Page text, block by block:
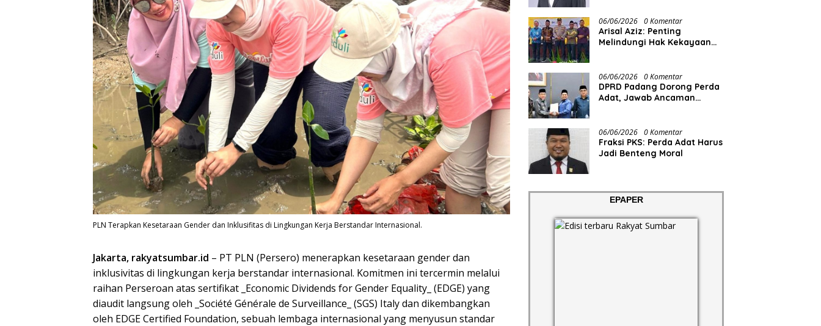
PLN Terapkan Kesetaraan Gender dan Inklusifitas di Lingkungan Kerja Berstandar Internasional.
Jakarta, rakyatsumbar.id – PT PLN (Persero) menerapkan kesetaraan gender dan
inklusivitas di lingkungan kerja berstandar internasional. Komitmen ini tercermin melalui
raihan Perseroan atas sertifikat _Economic Dividends for Gender Equality_ (EDGE) yang
diaudit langsung oleh _Société Générale de Surveillance_ (SGS) Italy dan dikembangkan
oleh EDGE Certified Foundation, sebuah lembaga internasional yang menyusun standar
06/06/2026 0 Komentar
Arisal Aziz: Penting
Melindungi Hak Kekayaan
06/06/2026 0 Komentar
DPRD Padang Dorong Perda
Adat, Jawab Ancaman
06/06/2026 0 Komentar
Fraksi PKS: Perda Adat Harus
Jadi Benteng Moral
EPAPER